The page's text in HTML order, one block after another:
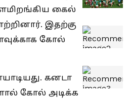
கைல்
இதற்கு
கோல்
கனடா
கோல் அடிக்க